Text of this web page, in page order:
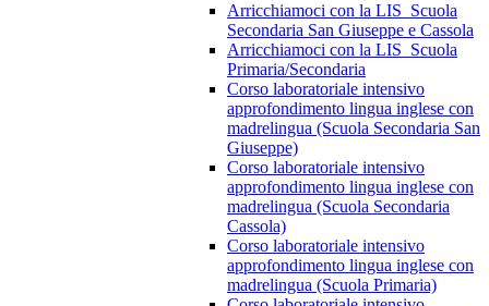
Arricchiamoci con la LIS_Scuola
Secondaria San Giuseppe e Cassola
Arricchiamoci con la LIS_Scuola
Primaria/Secondaria
Corso laboratoriale intensivo
approfondimento lingua inglese con
madrelingua (Scuola Secondaria San
Giuseppe)
Corso laboratoriale intensivo
approfondimento lingua inglese con
madrelingua (Scuola Secondaria
Cassola)
Corso laboratoriale intensivo
approfondimento lingua inglese con
madrelingua (Scuola Primaria)